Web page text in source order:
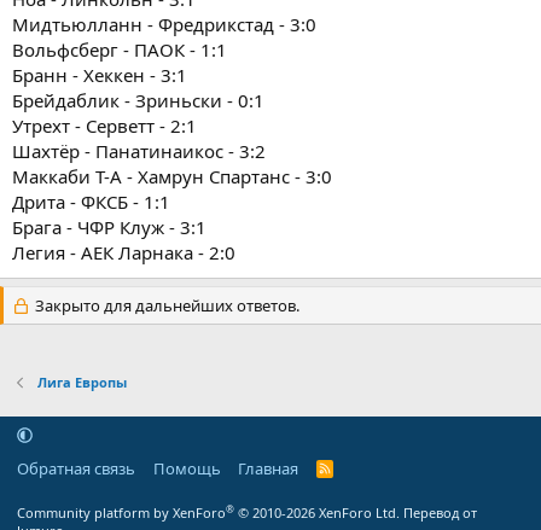
Мидтьюлланн - Фредрикстад - 3:0
Вольфсберг - ПАОК - 1:1
Бранн - Хеккен - 3:1
Брейдаблик - Зриньски - 0:1
Утрехт - Серветт - 2:1
Шахтёр - Панатинаикос - 3:2
Маккаби Т-А - Хамрун Спартанс - 3:0
Дрита - ФКСБ - 1:1
Брага - ЧФР Клуж - 3:1
Легия - АЕК Ларнака - 2:0
Закрыто для дальнейших ответов.
Лига Европы
Обратная связь Помощь Главная
R
Community platform by XenForo® © 2010-2026 XenForo Ltd. Перевод от